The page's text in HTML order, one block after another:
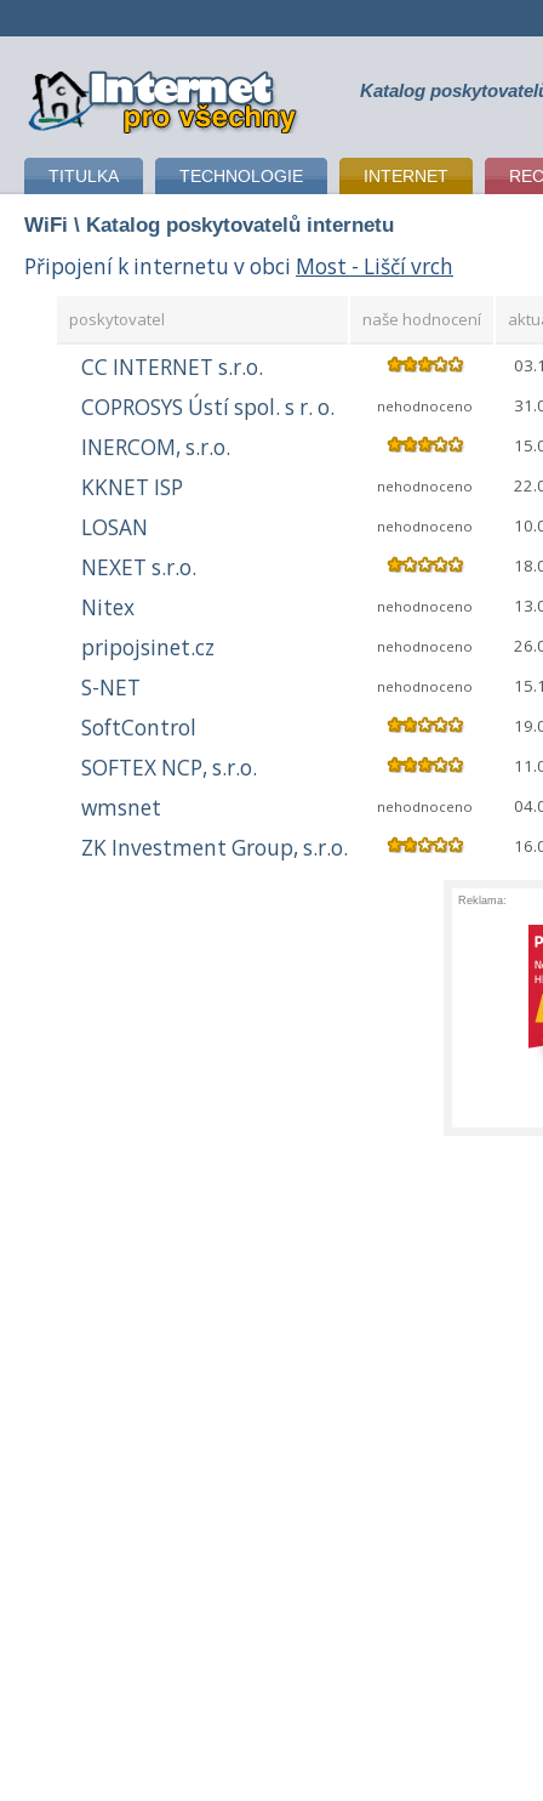
připojení k internetu Katalog
TITULKA TECHNOLOGIE INTERNET
WiFi \ Katalog poskytovatelů internetu
Připojení k internetu v obci Most - Liščí vrch
poskytovatel naše hodnocení
CC INTERNET s.r.o.
COPROSYS Ústí spol. s r. o. nehodnoceno
INERCOM, s.r.o.
KKNET ISP nehodnoceno
LOSAN nehodnoceno
NEXET s.r.o.
Nitex nehodnoceno
pripojsinet.cz nehodnoceno
S-NET nehodnoceno
SoftControl
SOFTEX NCP, s.r.o.
wmsnet nehodnoceno
ZK Investment Group, s.r.o.
Reklama: